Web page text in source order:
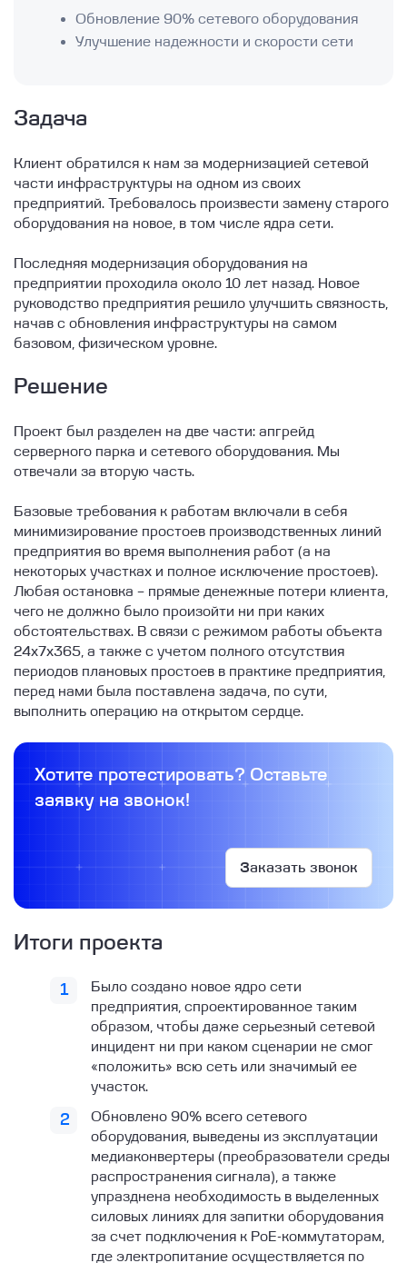
Обновление 90% сетевого оборудования
Улучшение надежности и скорости сети
Задача
Клиент обратился к нам за модернизацией сетевой
части инфраструктуры на одном из своих
предприятий. Требовалось произвести замену старого
оборудования на новое, в том числе ядра сети.
Последняя модернизация оборудования на
предприятии проходила около 10 лет назад. Новое
руководство предприятия решило улучшить связность,
начав с обновления инфраструктуры на самом
базовом, физическом уровне.
Решение
Проект был разделен на две части: апгрейд
серверного парка и сетевого оборудования. Мы
отвечали за вторую часть.
Базовые требования к работам включали в себя
минимизирование простоев производственных линий
предприятия во время выполнения работ (а на
некоторых участках и полное исключение простоев).
Любая остановка – прямые денежные потери клиента,
чего не должно было произойти ни при каких
обстоятельствах. В связи с режимом работы объекта
24х7х365, а также с учетом полного отсутствия
периодов плановых простоев в практике предприятия,
перед нами была поставлена задача, по сути,
выполнить операцию на открытом сердце.
Хотите протестировать? Оставьте
заявку на звонок!
Заказать звонок
Итоги проекта
Было создано новое ядро сети
предприятия, спроектированное таким
образом, чтобы даже серьезный сетевой
инцидент ни при каком сценарии не смог
«положить» всю сеть или значимый ее
участок.
Обновлено 90% всего сетевого
оборудования, выведены из эксплуатации
медиаконвертеры (преобразователи среды
распространения сигнала), а также
упразднена необходимость в выделенных
силовых линиях для запитки оборудования
за счет подключения к PoE-коммутаторам,
где электропитание осуществляется по